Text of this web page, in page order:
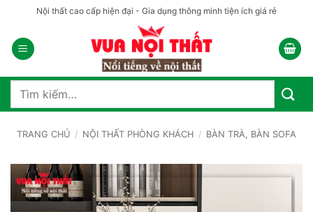
nội
dung
Nội thất cao cấp hiện đại - Gia dụng thông minh tiện ích giá rẻ
Tìm
TRANG CHỦ / NỘI THẤT PHÒNG KHÁCH / BÀN TRÀ, BÀN SOFA